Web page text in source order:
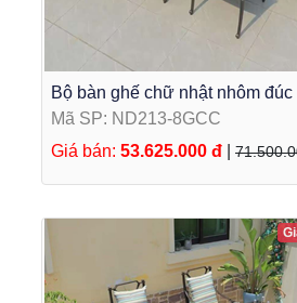
Bộ bàn ghế chữ nhật nhôm đúc
ngoài trời 8 ghế ND213-8GCC
Mã SP: ND213-8GCC
Giá bán: 53.625.000 đ